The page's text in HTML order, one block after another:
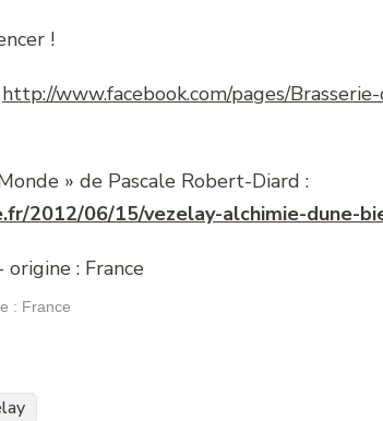
!
http://www.facebook.com/pages/
» de Pascale Robert-Diard :
2012/06/15/vezelay-alchimie-dune-
: France